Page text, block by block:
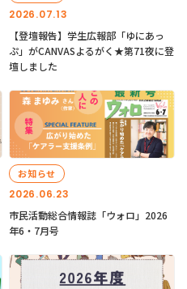
2026.07.13
【登壇報告】学生広報部「ゆにあっ
ぷ」がCANVASよるがく★第71夜に登
壇しました
2026.06.23
お知らせ
市民活動総合情報誌「ウォロ」2026
年6・7月号